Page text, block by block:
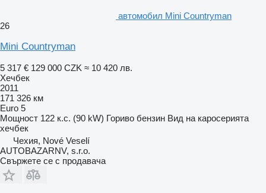
автомобил Mini Countryman
26
Mini Countryman
5 317 € 129 000 CZK ≈ 10 420 лв.
Хечбек
2011
171 326 км
Euro 5
Мощност 122 к.с. (90 kW) Гориво бензин Вид на каросерията
хечбек
Чехия, Nové Veselí
AUTOBAZARNV, s.r.o.
Свържете се с продавача